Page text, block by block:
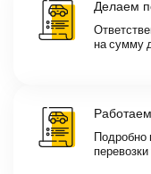
Делаем
на сумму